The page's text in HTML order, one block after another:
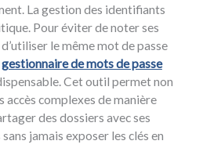
La gestion des identifiants
Pour éviter de noter ses
le même mot de passe
gestionnaire de mots de passe
Cet outil permet non
accès complexes de manière
des dossiers avec ses
jamais exposer les clés en